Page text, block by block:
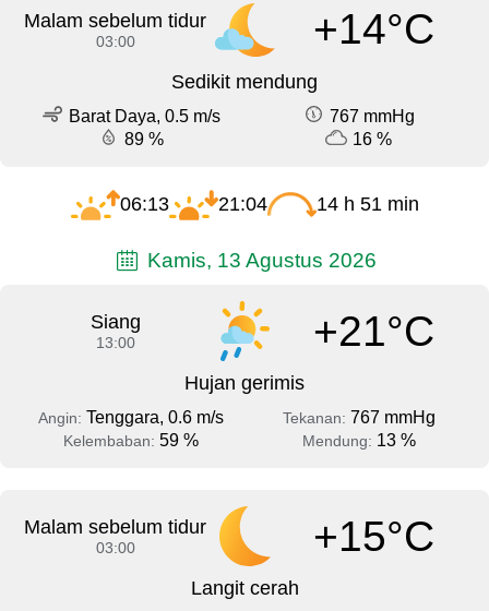
Malam sebelum tidur
03:00 +14°C
Sedikit mendung
Barat Daya, 0.5 m/s
767 mmHg
89 %
16 %
06:13 21:04 14 h 51 min
Kamis, 13 Agustus 2026
Siang
13:00 +21°C
Hujan gerimis
Angin: Tenggara, 0.6 m/s Tekanan: 767 mmHg
Kelembaban: 59 % Mendung: 13 %
Malam sebelum tidur
03:00 +15°C
Langit cerah